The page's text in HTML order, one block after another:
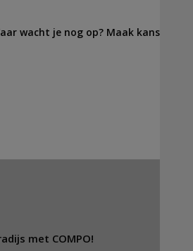
wacht je nog op? Maak kans
met COMPO!